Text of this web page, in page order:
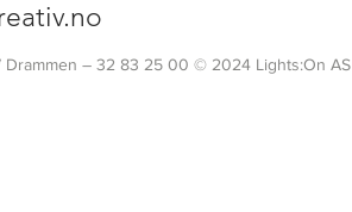
– 32 83 25 00 © 2024 Lights:On AS